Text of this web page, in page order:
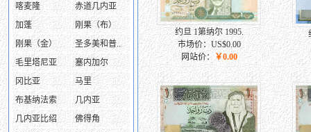
喀麦隆
赤道几内亚
加蓬
刚果（布）
刚果（金）
圣多美和普..
毛里塔尼亚
塞内加尔
冈比亚
马里
布基纳法索
几内亚
几内亚比绍
佛得角
约旦 1第纳尔 1995.
市场价：US$0.00
网站价：￥0.00